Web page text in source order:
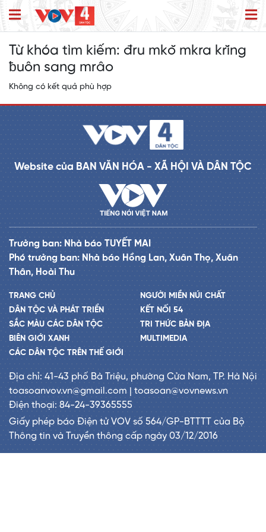
Từ khóa tìm kiếm: đru mkŏ mkra krĭng
ƀuôn sang mrâo
Không có kết quả phù hợp
Website của BAN VĂN HÓA - XÃ HỘI VÀ DÂN TỘC
Trưởng ban: Nhà báo TUYẾT MAI
Phó trưởng ban: Nhà báo Hồng Lan, Xuân Thọ, Xuân
Thân, Hoài Thu
TRANG CHỦ
DÂN TỘC VÀ PHÁT TRIỂN
SẮC MÀU CÁC DÂN TỘC
BIÊN GIỚI XANH
CÁC DÂN TỘC TRÊN THẾ GIỚI
NGƯỜI MIỀN NÚI CHẤT
KẾT NỐI 54
TRI THỨC BẢN ĐỊA
MULTIMEDIA
Địa chỉ: 41-43 phố Bà Triệu, phường Cửa Nam, TP. Hà Nội
toasoanvov.vn@gmail.com | toasoan@vovnews.vn
Điện thoại: 84-24-39365555
Giấy phép báo Điện tử VOV số 564/GP-BTTTT của Bộ
Thông tin và Truyền thông cấp ngày 03/12/2016